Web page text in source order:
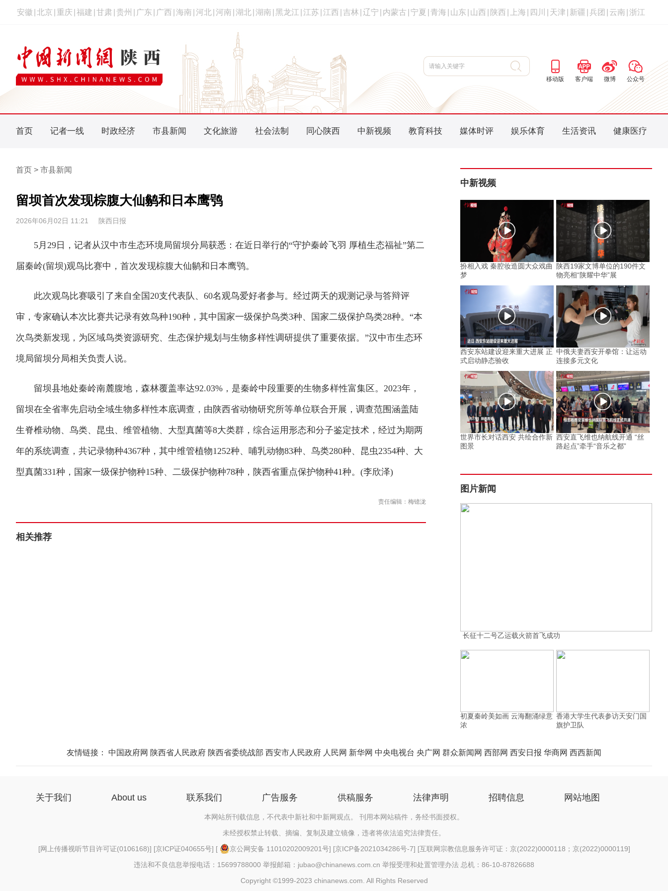
安徽 北京 重庆 福建 甘肃 贵州 广东 广西 海南 河北 河南 湖北 湖南 黑龙江 江苏 江西 吉林 辽宁 内蒙古 宁夏 青海 山东 山西 陕西 上海 四川 天津 新疆 兵团 云南 浙江
移动版 客户端 微博 公众号
首页 记者一线 时政经济 市县新闻 文化旅游 社会法制 同心陕西 中新视频 教育科技 媒体时评 娱乐体育 生活资讯 健康医疗
首页 > 市县新闻
留坝首次发现棕腹大仙鹟和日本鹰鸮
2026年06月02日 11:21 陕西日报
5月29日，记者从汉中市生态环境局留坝分局获悉：在近日举行的“守护秦岭飞羽 厚植生态福祉”第二
届秦岭(留坝)观鸟比赛中，首次发现棕腹大仙鹟和日本鹰鸮。
此次观鸟比赛吸引了来自全国20支代表队、60名观鸟爱好者参与。经过两天的观测记录与答辩评
审，专家确认本次比赛共记录有效鸟种190种，其中国家一级保护鸟类3种、国家二级保护鸟类28种。“本
次鸟类新发现，为区域鸟类资源研究、生态保护规划与生物多样性调研提供了重要依据。”汉中市生态环
境局留坝分局相关负责人说。
留坝县地处秦岭南麓腹地，森林覆盖率达92.03%，是秦岭中段重要的生物多样性富集区。2023年，
留坝在全省率先启动全域生物多样性本底调查，由陕西省动物研究所等单位联合开展，调查范围涵盖陆
生脊椎动物、鸟类、昆虫、维管植物、大型真菌等8大类群，综合运用形态和分子鉴定技术，经过为期两
年的系统调查，共记录物种4367种，其中维管植物1252种、哺乳动物83种、鸟类280种、昆虫2354种、大
型真菌331种，国家一级保护物种15种、二级保护物种78种，陕西省重点保护物种41种。(李欣泽)
责任编辑：梅镱泷
相关推荐
中新视频
扮相入戏 秦腔妆造圆大众戏曲
梦
陕西19家文博单位的190件文
物亮相“陕耀中华”展
西安东站建设迎来重大进展 正
式启动静态验收
中俄夫妻西安开拳馆：让运动
连接多元文化
世界市长对话西安 共绘合作新
图景
西安直飞维也纳航线开通 “丝
路起点”牵手“音乐之都”
图片新闻
长征十二号乙运载火箭首飞成功
初夏秦岭美如画 云海翻涌绿意
浓
香港大学生代表参访天安门国
旗护卫队
友情链接： 中国政府网 陕西省人民政府 陕西省委统战部 西安市人民政府 人民网 新华网 中央电视台 央广网 群众新闻网 西部网 西安日报 华商网 西西新闻
关于我们 About us 联系我们 广告服务 供稿服务 法律声明 招聘信息 网站地图
本网站所刊载信息，不代表中新社和中新网观点。 刊用本网站稿件，务经书面授权。
未经授权禁止转载、摘编、复制及建立镜像，违者将依法追究法律责任。
[网上传播视听节目许可证(0106168)] [京ICP证040655号] [ 京公网安备 11010202009201号] [京ICP备2021034286号-7] [互联网宗教信息服务许可证：京(2022)0000118；京(2022)0000119]
违法和不良信息举报电话：15699788000 举报邮箱：jubao@chinanews.com.cn 举报受理和处置管理办法 总机：86-10-87826688
Copyright ©1999-2023 chinanews.com. All Rights Reserved